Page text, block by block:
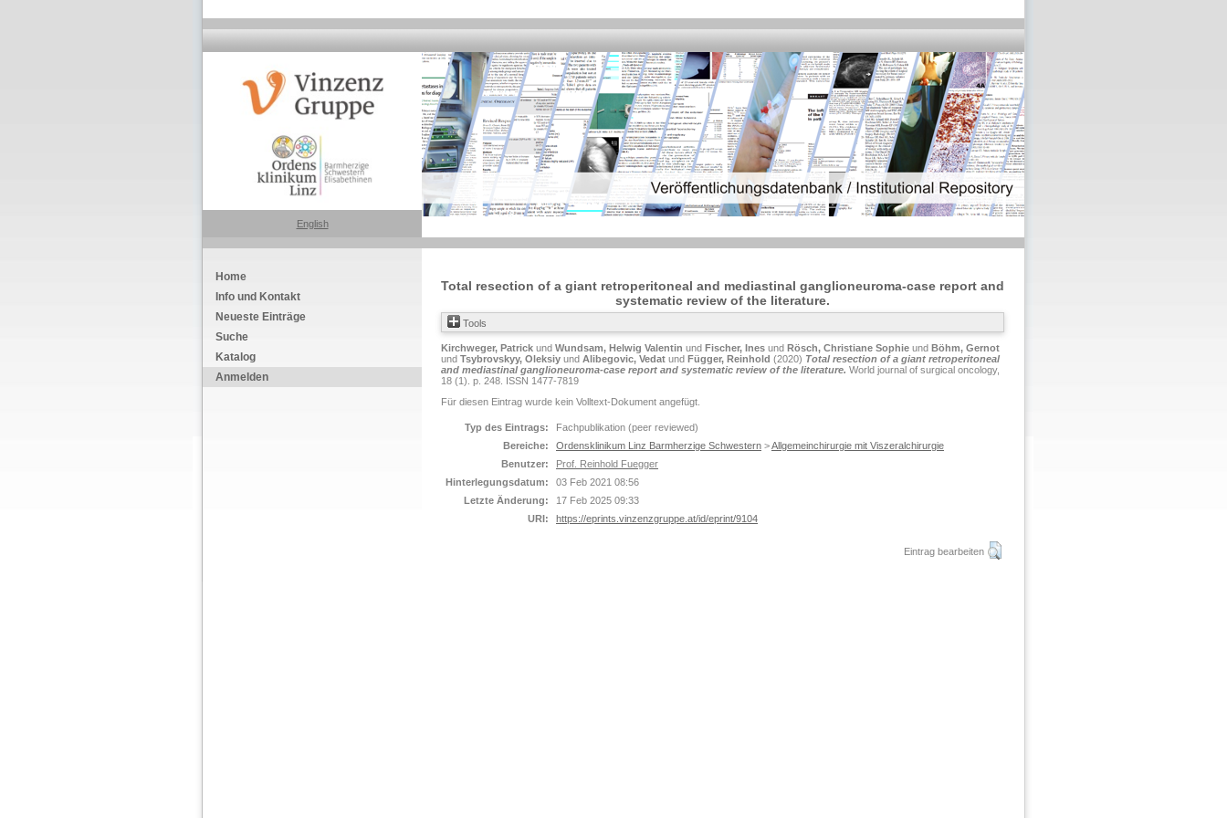
English
Home
Info und Kontakt
Neueste Einträge
Suche
Katalog
Anmelden
Total resection of a giant retroperitoneal and mediastinal ganglioneuroma-case report and
systematic review of the literature.
Tools
Kirchweger, Patrick und Wundsam, Helwig Valentin und Fischer, Ines und Rösch, Christiane Sophie und Böhm, Gernot
und Tsybrovskyy, Oleksiy und Alibegovic, Vedat und Függer, Reinhold (2020) Total resection of a giant retroperitoneal
and mediastinal ganglioneuroma-case report and systematic review of the literature. World journal of surgical oncology,
18 (1). p. 248. ISSN 1477-7819
Für diesen Eintrag wurde kein Volltext-Dokument angefügt.
Typ des Eintrags:
Fachpublikation (peer reviewed)
Bereiche:
Ordensklinikum Linz Barmherzige Schwestern >Allgemeinchirurgie mit Viszeralchirurgie
Benutzer:
Prof. Reinhold Fuegger
Hinterlegungsdatum:
03 Feb 2021 08:56
Letzte Änderung:
17 Feb 2025 09:33
URI:
https://eprints.vinzenzgruppe.at/id/eprint/9104
Eintrag bearbeiten